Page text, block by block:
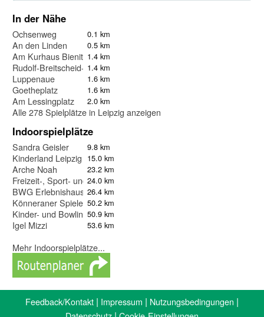
In der Nähe
Ochsenweg 0.1 km
An den Linden 0.5 km
Am Kurhaus Bienitz 1.4 km
Rudolf-Breitscheid-Hof1.4 km
Luppenaue 1.6 km
Goetheplatz 1.6 km
Am Lessingplatz 2.0 km
Alle 278 Spielplätze in Leipzig anzeigen
Indoorspielplätze
Sandra Geisler 9.8 km
Kinderland Leipzig 15.0 km
Arche Noah 23.2 km
Freizeit-, Sport- und Saunapark Landsberg
24.0 km
BWG Erlebnishaus 26.4 km
Könneraner Spieleland50.2 km
Kinder- und Bowlingwelt Köthen
50.9 km
Igel Mizzi 53.6 km
Mehr Indoorspielplätze...
Feedback/Kontakt | Impressum | Nutzungsbedingungen |